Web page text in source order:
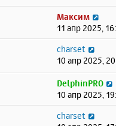
Максим
11 апр 2025,
charset
10 апр 2025,
DelphinPRO
10 апр 2025,
charset